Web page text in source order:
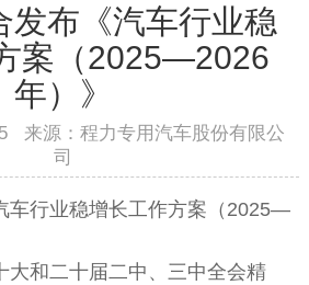
发布《汽车行业稳
案（2025—2026
年）》
来源：程力专用汽车股份有限公
司
车行业稳增长工作方案（2025—
大和二十届二中、三中全会精